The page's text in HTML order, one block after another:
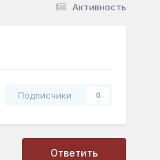
Активность
Подписчики 0
Ответить